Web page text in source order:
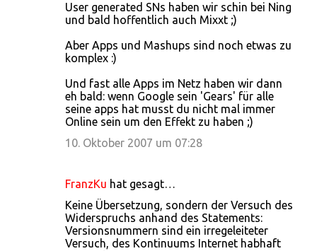
User generated SNs haben wir schin bei Ning
und bald hoffentlich auch Mixxt ;)
Aber Apps und Mashups sind noch etwas zu
komplex :)
Und fast alle Apps im Netz haben wir dann
eh bald: wenn Google sein 'Gears' für alle
seine apps hat musst du nicht mal immer
Online sein um den Effekt zu haben ;)
10. Oktober 2007 um 07:28
FranzKu hat gesagt…
Keine Übersetzung, sondern der Versuch des
Widerspruchs anhand des Statements:
Versionsnummern sind ein irregeleiteter
Versuch, des Kontinuums Internet habhaft